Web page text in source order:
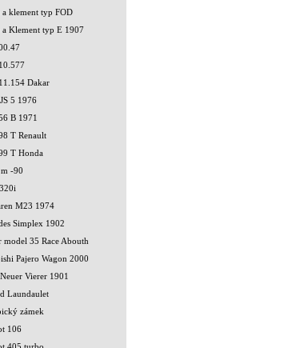
klement typ FOD
Klement typ E 1907
Dakar
5 1976
B 1971
T Renault
T Honda
-90
M23 1974
Simplex 1902
model 35 Race Abouth
Pajero Wagon 2000
Vierer 1901
Laundaulet
zámek
106